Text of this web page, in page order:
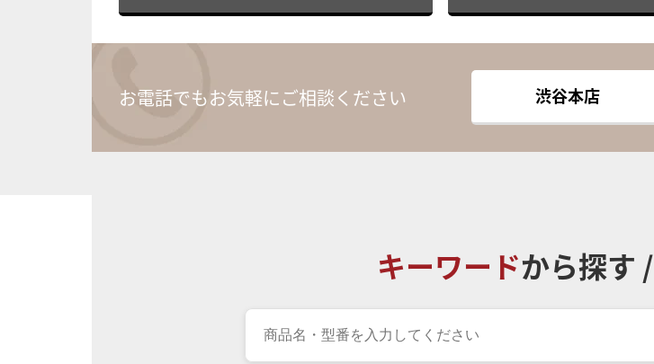
お電話でもお気軽にご相談ください 渋谷本店
キーワードから探す /